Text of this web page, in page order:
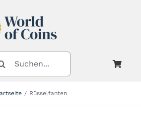
Rüsselfanten